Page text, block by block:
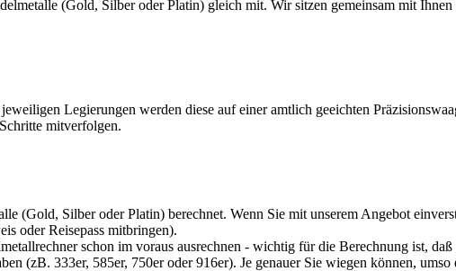
(Gold, Silber oder Platin) gleich mit. Wir sitzen gemeinsam mit
Legierungen werden diese auf einer amtlich geeichten
mitverfolgen.
(Gold, Silber oder Platin) berechnet. Wenn Sie mit unserem Angebot
oder Reisepass mitbringen).
schon im voraus ausrechnen - wichtig für die Berechnung ist,
(zB. 333er, 585er, 750er oder 916er). Je genauer Sie wiegen können,